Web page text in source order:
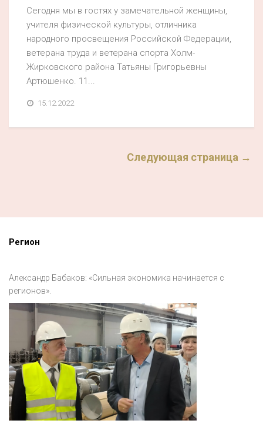
Сегодня мы в гостях у замечательной женщины,
учителя физической культуры, отличника
народного просвещения Российской Федерации,
ветерана труда и ветерана спорта Холм-
Жирковского района Татьяны Григорьевны
Артюшенко. 11...
15.12.2022
Следующая страница →
Регион
Александр Бабаков: «Сильная экономика начинается с
регионов».